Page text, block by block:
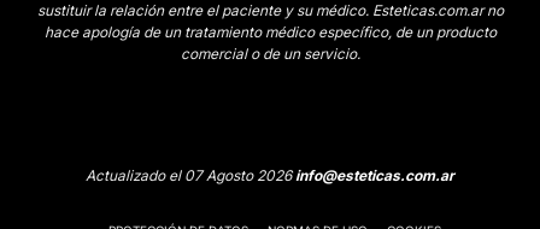
sustituir la relación entre el paciente y su médico. Esteticas.com.ar no
hace apología de un tratamiento médico específico, de un producto
comercial o de un servicio.
Actualizado el 07 Agosto 2026info@esteticas.com.ar